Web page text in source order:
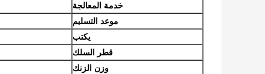
خدمة المعالجة
موعد التسليم
يكتب
قطر السلك
وزن الزنك